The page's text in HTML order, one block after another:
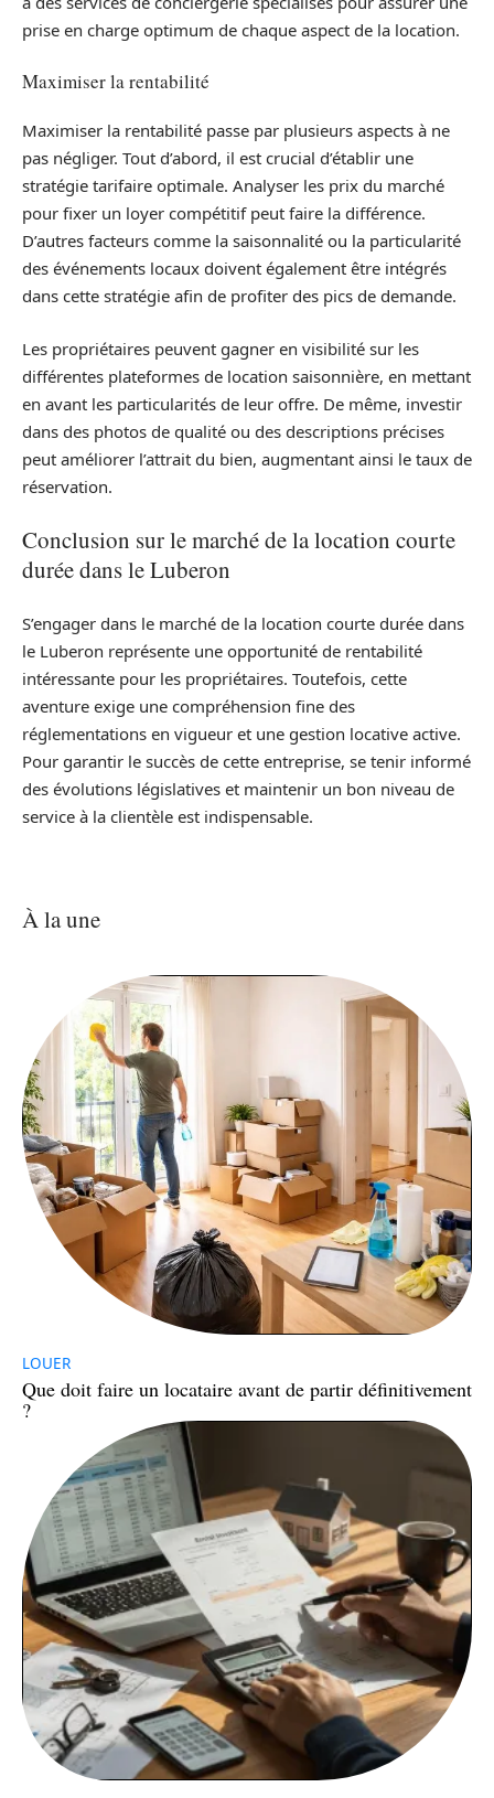
prise en charge optimum de chaque aspect de la location.
Maximiser la rentabilité
Maximiser la rentabilité passe par plusieurs aspects à ne
pas négliger. Tout d’abord, il est crucial d’établir une
stratégie tarifaire optimale. Analyser les prix du marché
pour fixer un loyer compétitif peut faire la différence.
D’autres facteurs comme la saisonnalité ou la particularité
des événements locaux doivent également être intégrés
dans cette stratégie afin de profiter des pics de demande.
Les propriétaires peuvent gagner en visibilité sur les
différentes plateformes de location saisonnière, en mettant
en avant les particularités de leur offre. De même, investir
dans des photos de qualité ou des descriptions précises
peut améliorer l’attrait du bien, augmentant ainsi le taux de
réservation.
Conclusion sur le marché de la location courte
durée dans le Luberon
S’engager dans le marché de la location courte durée dans
le Luberon représente une opportunité de rentabilité
intéressante pour les propriétaires. Toutefois, cette
aventure exige une compréhension fine des
réglementations en vigueur et une gestion locative active.
Pour garantir le succès de cette entreprise, se tenir informé
des évolutions législatives et maintenir un bon niveau de
service à la clientèle est indispensable.
À la une
LOUER
Que doit faire un locataire avant de partir définitivement
?